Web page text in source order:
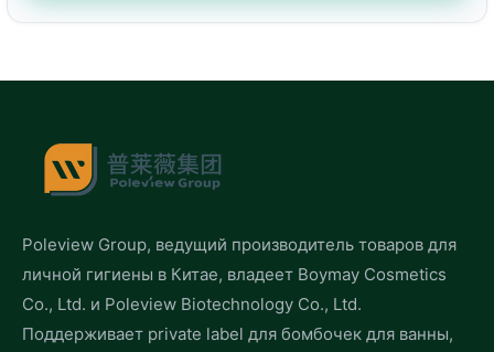
Poleview Group, ведущий производитель товаров для
личной гигиены в Китае, владеет Boymay Cosmetics
Co., Ltd. и Poleview Biotechnology Co., Ltd.
Поддерживает private label для бомбочек для ванны,